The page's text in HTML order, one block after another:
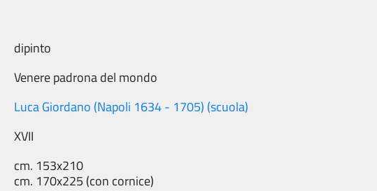
dipinto
Venere padrona del mondo
Luca Giordano (Napoli 1634 - 1705) (scuola)
XVII
cm. 153x210
cm. 170x225 (con cornice)